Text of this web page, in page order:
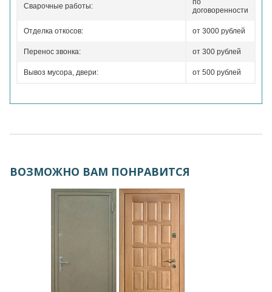
Сварочные работы:
по
договоренности
Отделка откосов: от 3000 рублей
Перенос звонка: от 300 рублей
Вывоз мусора, двери: от 500 рублей
ВОЗМОЖНО ВАМ ПОНРАВИТСЯ